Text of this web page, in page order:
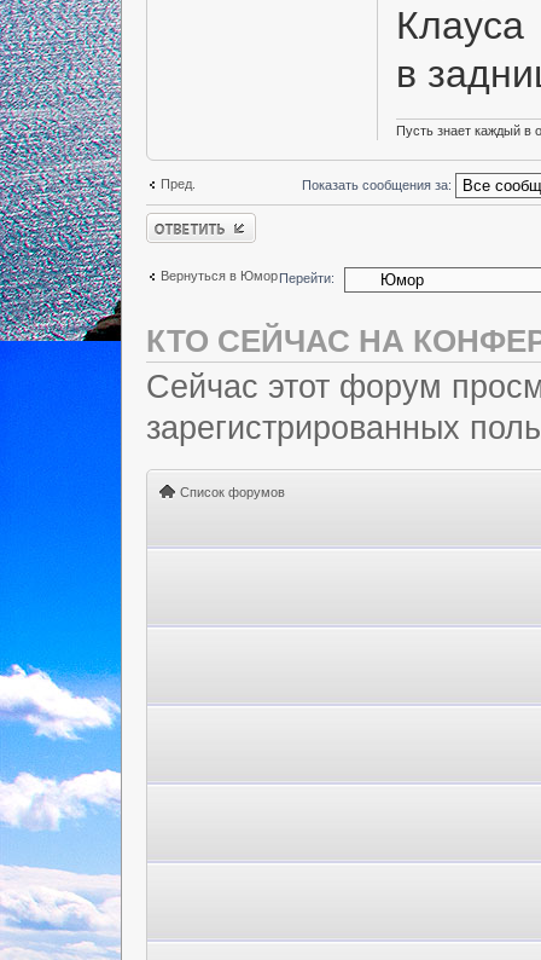
Клауса
в
Пусть знает каждый в
Пред. Показать сообщения за:
Ответить
Вернуться в Юмор Перейти:
КТО СЕЙЧАС НА
Сейчас этот форум
зарегистрированных
Список форумов